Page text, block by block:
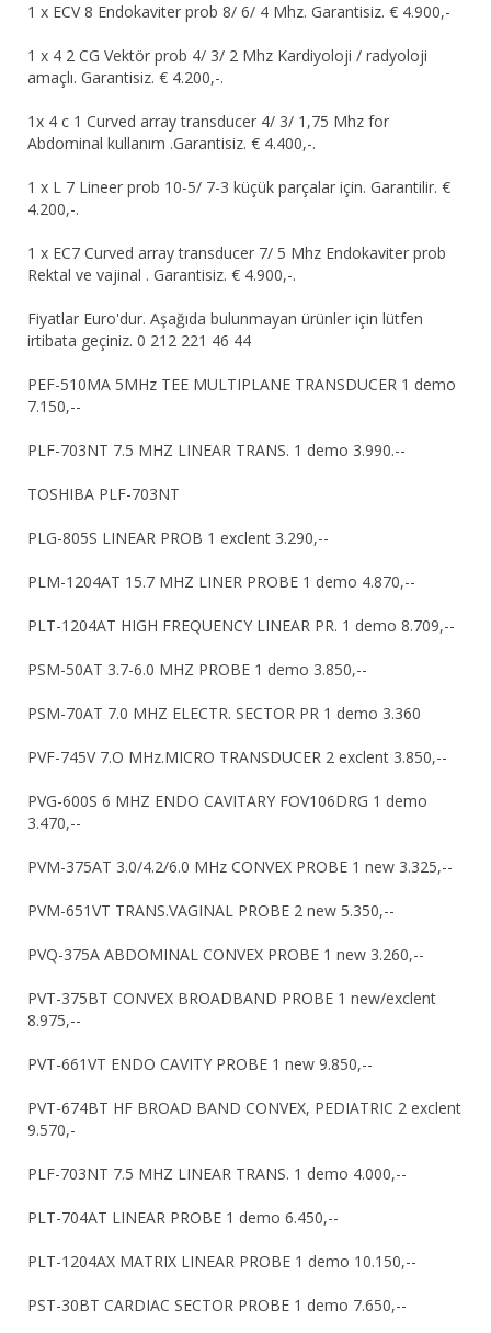
1 x ECV 8 Endokaviter prob 8/ 6/ 4 Mhz. Garantisiz. € 4.900,-
1 x 4 2 CG Vektör prob 4/ 3/ 2 Mhz Kardiyoloji / radyoloji
amaçlı. Garantisiz. € 4.200,-.
1x 4 c 1 Curved array transducer 4/ 3/ 1,75 Mhz for
Abdominal kullanım .Garantisiz. € 4.400,-.
1 x L 7 Lineer prob 10-5/ 7-3 küçük parçalar için. Garantilir. €
4.200,-.
1 x EC7 Curved array transducer 7/ 5 Mhz Endokaviter prob
Rektal ve vajinal . Garantisiz. € 4.900,-.
Fiyatlar Euro'dur. Aşağıda bulunmayan ürünler için lütfen
irtibata geçiniz. 0 212 221 46 44
PEF-510MA 5MHz TEE MULTIPLANE TRANSDUCER 1 demo
7.150,--
PLF-703NT 7.5 MHZ LINEAR TRANS. 1 demo 3.990.--
TOSHIBA PLF-703NT
PLG-805S LINEAR PROB 1 exclent 3.290,--
PLM-1204AT 15.7 MHZ LINER PROBE 1 demo 4.870,--
PLT-1204AT HIGH FREQUENCY LINEAR PR. 1 demo 8.709,--
PSM-50AT 3.7-6.0 MHZ PROBE 1 demo 3.850,--
PSM-70AT 7.0 MHZ ELECTR. SECTOR PR 1 demo 3.360
PVF-745V 7.O MHz.MICRO TRANSDUCER 2 exclent 3.850,--
PVG-600S 6 MHZ ENDO CAVITARY FOV106DRG 1 demo
3.470,--
PVM-375AT 3.0/4.2/6.0 MHz CONVEX PROBE 1 new 3.325,--
PVM-651VT TRANS.VAGINAL PROBE 2 new 5.350,--
PVQ-375A ABDOMINAL CONVEX PROBE 1 new 3.260,--
PVT-375BT CONVEX BROADBAND PROBE 1 new/exclent
8.975,--
PVT-661VT ENDO CAVITY PROBE 1 new 9.850,--
PVT-674BT HF BROAD BAND CONVEX, PEDIATRIC 2 exclent
9.570,-
PLF-703NT 7.5 MHZ LINEAR TRANS. 1 demo 4.000,--
PLT-704AT LINEAR PROBE 1 demo 6.450,--
PLT-1204AX MATRIX LINEAR PROBE 1 demo 10.150,--
PST-30BT CARDIAC SECTOR PROBE 1 demo 7.650,--